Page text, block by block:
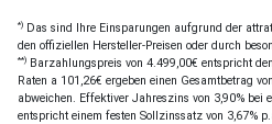
*) Das sind Ihre Einsparungen aufgrund der
den offiziellen Hersteller-Preisen oder durch
**) Barzahlungspreis von 4.499,00€ entspricht
Raten a 101,26€ ergeben einen Gesamtbetrag
abweichen. Effektiver Jahreszins von 3,90% bei
entspricht einem festen Sollzinssatz von 3,67%